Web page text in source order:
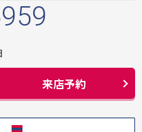
来店予約